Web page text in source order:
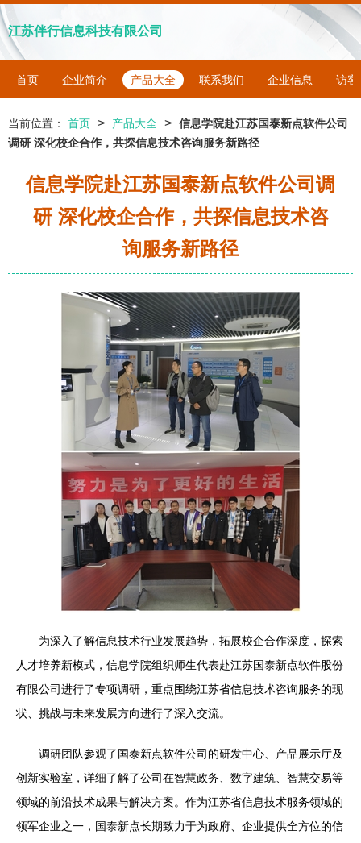
江苏伴行信息科技有限公司
首页 企业简介 产品大全 联系我们 企业信息 访客
当前位置： 首页 > 产品大全 > 信息学院赴江苏国泰新点软件公司
调研 深化校企合作，共探信息技术咨询服务新路径
信息学院赴江苏国泰新点软件公司调
研 深化校企合作，共探信息技术咨
询服务新路径
为深入了解信息技术行业发展趋势，拓展校企合作深度，探索
人才培养新模式，信息学院组织师生代表赴江苏国泰新点软件股份
有限公司进行了专项调研，重点围绕江苏省信息技术咨询服务的现
状、挑战与未来发展方向进行了深入交流。
调研团队参观了国泰新点软件公司的研发中心、产品展示厅及
创新实验室，详细了解了公司在智慧政务、数字建筑、智慧交易等
领域的前沿技术成果与解决方案。作为江苏省信息技术服务领域的
领军企业之一，国泰新点长期致力于为政府、企业提供全方位的信